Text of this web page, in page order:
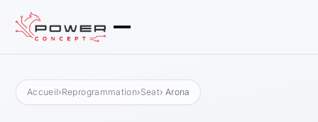
Accueil›Reprogrammation›Seat› Arona